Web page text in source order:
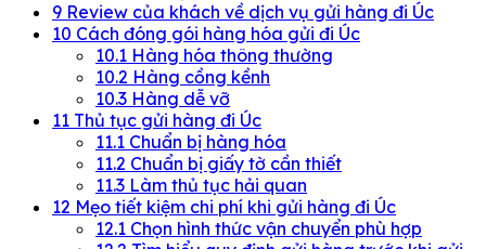
9 Review của khách về dịch vụ gửi hàng đi Úc
10 Cách đóng gói hàng hóa gửi đi Úc
10.1 Hàng hóa thông thường
10.2 Hàng cồng kềnh
10.3 Hàng dễ vỡ
11 Thủ tục gửi hàng đi Úc
11.1 Chuẩn bị hàng hóa
11.2 Chuẩn bị giấy tờ cần thiết
11.3 Làm thủ tục hải quan
12 Mẹo tiết kiệm chi phí khi gửi hàng đi Úc
12.1 Chọn hình thức vận chuyển phù hợp